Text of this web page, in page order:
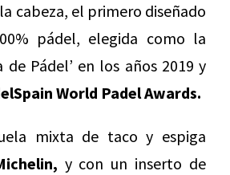
cabeza, el primero diseñado
pádel, elegida como la
de Pádel’ en los años 2019 y
World Padel Awards.
mixta de taco y espiga
y con un inserto de